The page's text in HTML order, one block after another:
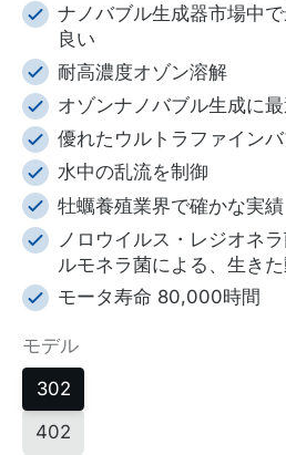
ナノバブル生成器市場中
良い
耐高濃度オゾン溶解
オゾンナノバブル生成に
優れたウルトラファイン
水中の乱流を制御
牡蠣養殖業界で確かな実績
ノロウイルス・レジオネ
ルモネラ菌による、生き
モータ寿命 80,000時間
モデル
302
402